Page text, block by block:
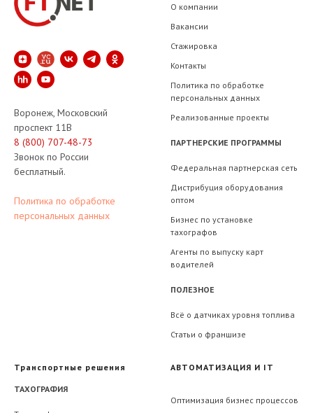
Воронеж, Московский
проспект 11В
8 (800) 707-48-73
Звонок по России
бесплатный.
Политика по обработке
персональных данных
О компании
Вакансии
Стажировка
Контакты
Политика по обработке
персональных данных
Реализованные проекты
ПАРТНЕРСКИЕ ПРОГРАММЫ
Федеральная партнерская сеть
Дистрибуция оборудования
оптом
Бизнес по установке
тахографов
Агенты по выпуску карт
водителей
ПОЛЕЗНОЕ
Всё о датчиках уровня топлива
Статьи о франшизе
Транспортные решения
ТАХОГРАФИЯ
АВТОМАТИЗАЦИЯ И IT
Оптимизация бизнес процессов